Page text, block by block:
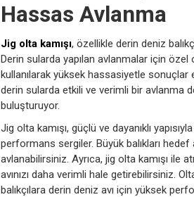
Hassas Avlanma
Jig olta kamışı, özellikle derin deniz
Derin sularda yapılan avlanmalar için özel
kullanılarak yüksek hassasiyetle sonuçlar
derin sularda etkili ve verimli bir avlanma
buluşturuyor.
Jig olta kamışı, güçlü ve dayanıklı
performans sergiler. Büyük balıkları hedef
avlanabilirsiniz. Ayrıca, jig olta kamışı ile
avınızı daha verimli hale getirebilirsiniz.
balıkçılara derin deniz avı için yüksek